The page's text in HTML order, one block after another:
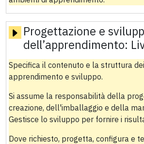
Progettazione e
dell’apprendimento:
Specifica il contenuto e la struttura
apprendimento e sviluppo.
Si assume la responsabilità della
creazione, dell'imballaggio e della
Gestisce lo sviluppo per fornire i
Dove richiesto, progetta, configura e